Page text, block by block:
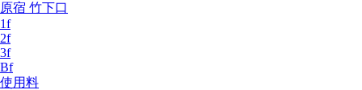
原宿 竹下口
1f
2f
3f
Bf
使用料